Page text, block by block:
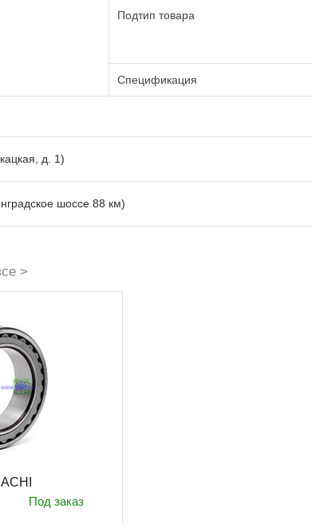
Подтип товара
Спецификация
д. 1)
шоссе 88 км)
>
Под заказ